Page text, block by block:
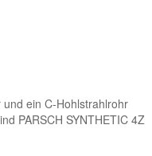
ein C-Hohlstrahlrohr
PARSCH SYNTHETIC 4Z